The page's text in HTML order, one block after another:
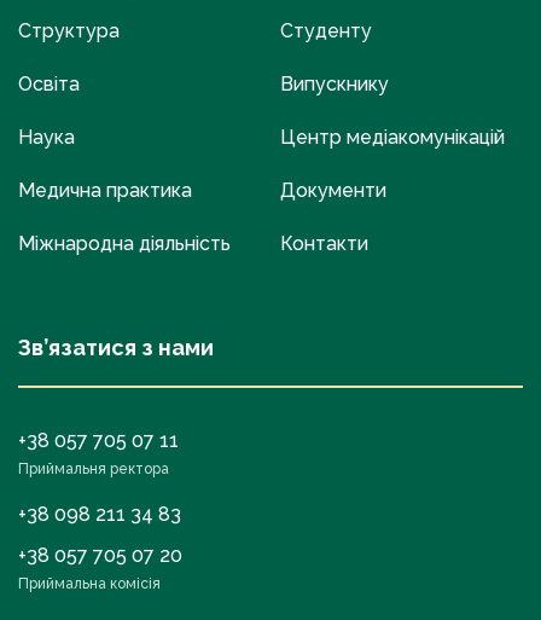
Структура
Освіта
Наука
Медична практика
Міжнародна діяльність
Студенту
Випускнику
Центр медіакомунікацій
Документи
Контакти
Зв’язатися з нами
+38 057 705 07 11
Приймальня ректора
+38 098 211 34 83
+38 057 705 07 20
Приймальна комісія